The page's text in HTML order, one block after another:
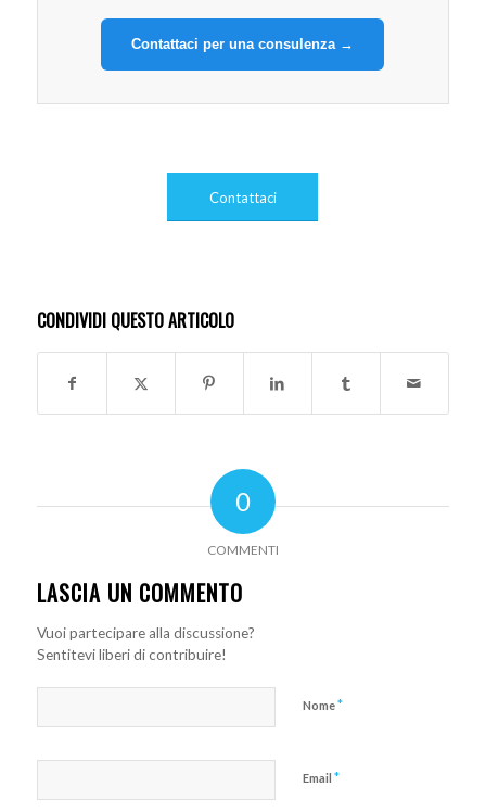
Contattaci per una consulenza →
Contattaci
CONDIVIDI QUESTO ARTICOLO
0
COMMENTI
LASCIA UN COMMENTO
Vuoi partecipare alla discussione?
Sentitevi liberi di contribuire!
Nome*
Email *